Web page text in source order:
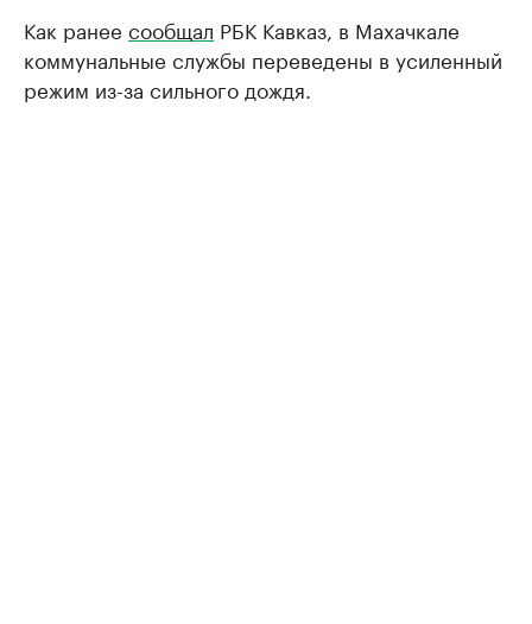
Как ранее сообщал РБК Кавказ, в Махачкале
коммунальные службы переведены в усиленный
режим из-за сильного дождя.